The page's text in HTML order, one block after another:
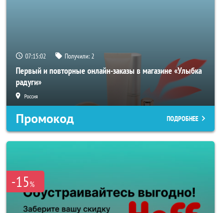
07:15:00 Получили:2
Первый и повторные онлайн-заказы в магазине «Улыбка
радуги»
Россия
Промокод ПОДРОБНЕЕ
-15%